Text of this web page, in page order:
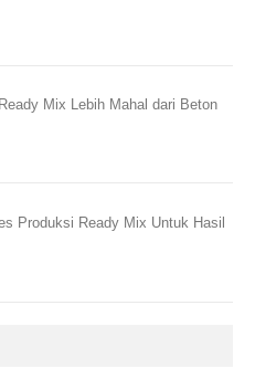
Mix Lebih Mahal dari Beton
Produksi Ready Mix Untuk Hasil